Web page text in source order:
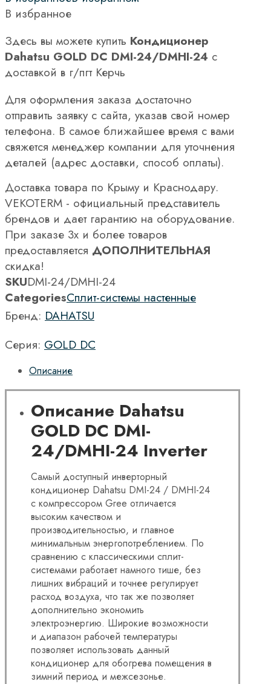
В избранное
Здесь вы можете купить Кондиционер
Dahatsu GOLD DC DMI-24/DMHI-24 с
доставкой в г/пгт Керчь
Для оформления заказа достаточно
отправить заявку с сайта, указав свой номер
телефона. В самое ближайшее время с вами
свяжется менеджер компании для уточнения
деталей (адрес доставки, способ оплаты).
Доставка товара по Крыму и Краснодару.
VEKOTERM - официальный представитель
брендов и дает гарантию на оборудование.
При заказе 3х и более товаров
предоставляется ДОПОЛНИТЕЛЬНАЯ
скидка!
SKUDMI-24/DMHI-24
CategoriesСплит-системы настенные
Бренд: DAHATSU
Серия: GOLD DC
Описание
Описание Dahatsu
GOLD DC DMI-
24/DMHI-24 Inverter
Самый доступный инверторный
кондиционер Dahatsu DMI-24 / DMHI-24
с компрессором Gree отличается
высоким качеством и
производительностью, и главное
минимальным энергопотреблением. По
сравнению с классическими сплит-
системами работает намного тише, без
лишних вибраций и точнее регулирует
расход воздуха, что так же позволяет
дополнительно экономить
электроэнергию. Широкие возможности
и диапазон рабочей температуры
позволяет использовать данный
кондиционер для обогрева помещения в
зимний период и межсезонье.